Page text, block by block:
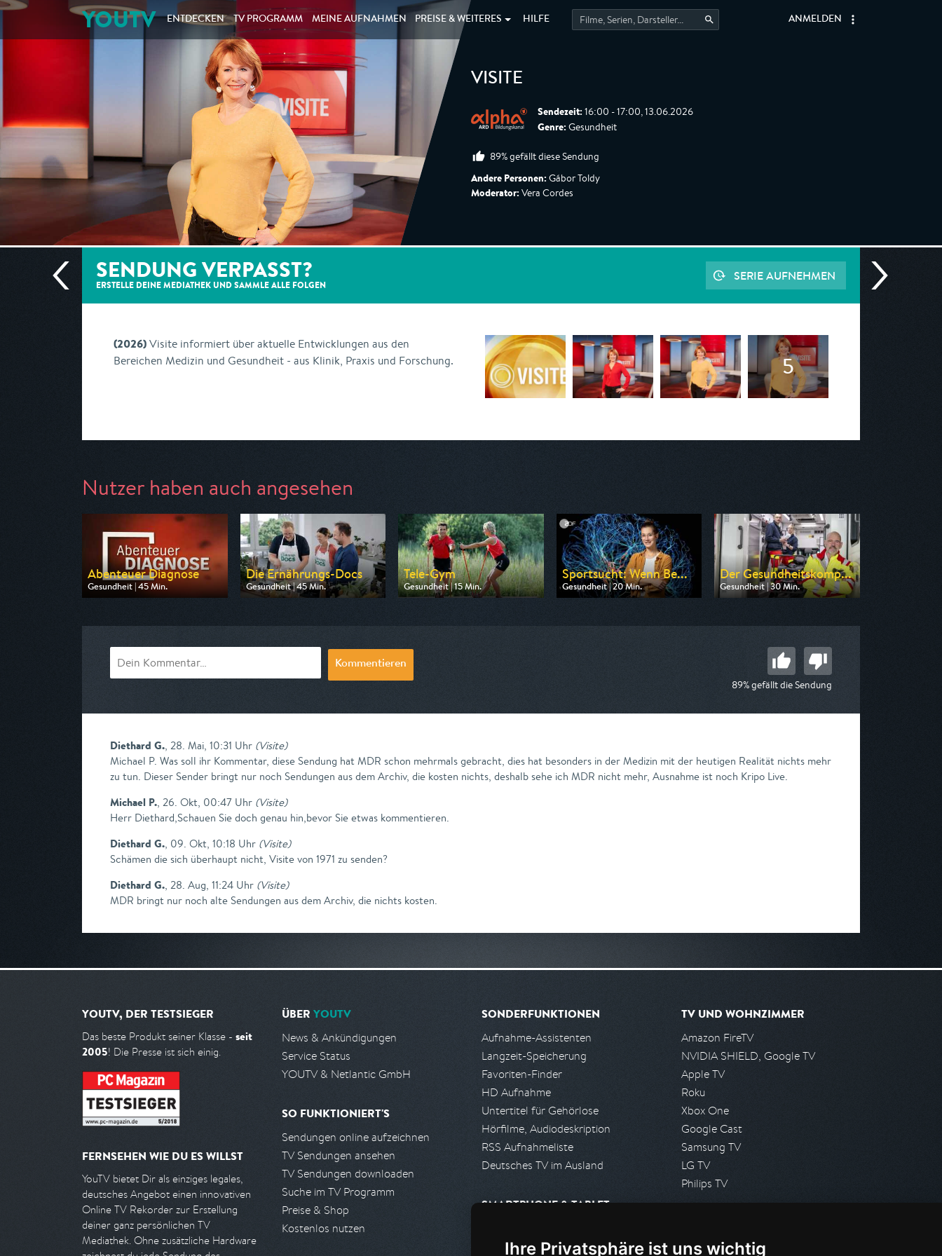
Ihre Privatsphäre ist uns wichtig
YOUTV ENTDECKEN TV PROGRAMM MEINE AUFNAHMEN PREISE & WEITERES HILFE ANMELDEN
VISITE
Sendezeit: 16:00 - 17:00, 13.06.2026
Genre: Gesundheit
89% gefällt diese Sendung
Andere Personen: Gábor Toldy
Moderator: Vera Cordes
SENDUNG VERPASST?
ERSTELLE DEINE MEDIATHEK UND SAMMLE ALLE FOLGEN
SERIE AUFNEHMEN
(2026)Visite informiert über aktuelle Entwicklungen aus den
Bereichen Medizin und Gesundheit - aus Klinik, Praxis und Forschung.
Nutzer haben auch angesehen
Abenteuer Diagnose
Gesundheit | 45 Min.
Ausgestrahlt von HR
Die Ernährungs-Docs
Gesundheit | 45 Min.
Ausgestrahlt von SR Fernsehen
Tele-Gym
Gesundheit | 15 Min.
Ausgestrahlt von BR
Sportsucht: Wenn Be...
Gesundheit | 20 Min.
Ausgestrahlt von ZDF neo
Der Gesundheitskomp...
Gesundheit | 30 Min.
Ausgestrahlt von WDR
Kommentieren
89% gefällt die Sendung
Diethard G., 28. Mai, 10:31 Uhr (Visite)
Michael P. Was soll ihr Kommentar, diese Sendung hat MDR schon mehrmals gebracht, dies hat besonders in der Medizin mit der heutigen Realität nichts mehr
zu tun. Dieser Sender bringt nur noch Sendungen aus dem Archiv, die kosten nichts, deshalb sehe ich MDR nicht mehr, Ausnahme ist noch Kripo Live.
Michael P., 26. Okt, 00:47 Uhr (Visite)
Herr Diethard,Schauen Sie doch genau hin,bevor Sie etwas kommentieren.
Diethard G., 09. Okt, 10:18 Uhr (Visite)
Schämen die sich überhaupt nicht, Visite von 1971 zu senden?
Diethard G., 28. Aug, 11:24 Uhr (Visite)
MDR bringt nur noch alte Sendungen aus dem Archiv, die nichts kosten.
YOUTV, DER TESTSIEGER
Das beste Produkt seiner Klasse - seit
2005! Die Presse ist sich einig.
FERNSEHEN WIE DU ES WILLST
YouTV bietet Dir als einziges legales,
deutsches Angebot einen innovativen
Online TV Rekorder zur Erstellung
deiner ganz persönlichen TV
Mediathek. Ohne zusätzliche Hardware
ÜBER YOUTV
News & Ankündigungen
Service Status
YOUTV & Netlantic GmbH
SO FUNKTIONIERT'S
Sendungen online aufzeichnen
TV Sendungen ansehen
TV Sendungen downloaden
Suche im TV Programm
Preise & Shop
Kostenlos nutzen
SONDERFUNKTIONEN
Aufnahme-Assistenten
Langzeit-Speicherung
Favoriten-Finder
HD Aufnahme
Untertitel für Gehörlose
Hörfilme, Audiodeskription
RSS Aufnahmeliste
Deutsches TV im Ausland
SMARTPHONE & TABLET
Android App
TV UND WOHNZIMMER
Amazon FireTV
NVIDIA SHIELD, Google TV
Apple TV
Roku
Xbox One
Google Cast
Samsung TV
LG TV
Philips TV
Presseanfrage stellen